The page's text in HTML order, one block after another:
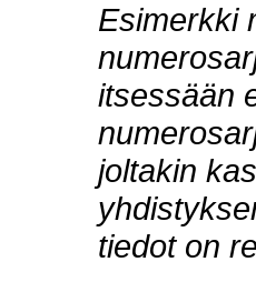
Esimerkki
itsessään
joltakin
tiedot on